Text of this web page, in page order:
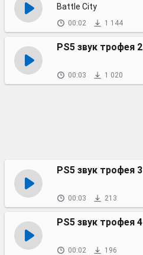
Battle City
00:02 1 144
PS5 звук трофея 2
00:03 1 020
PS5 звук трофея 3
00:03 213
PS5 звук трофея 4
00:02 196